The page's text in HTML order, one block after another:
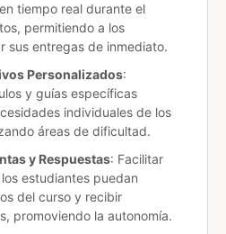
tiempo real durante el
permitiendo a los
sus entregas de inmediato.
Personalizados:
y guías específicas
individuales de los
áreas de dificultad.
y Respuestas: Facilitar
estudiantes puedan
del curso y recibir
promoviendo la autonomía.